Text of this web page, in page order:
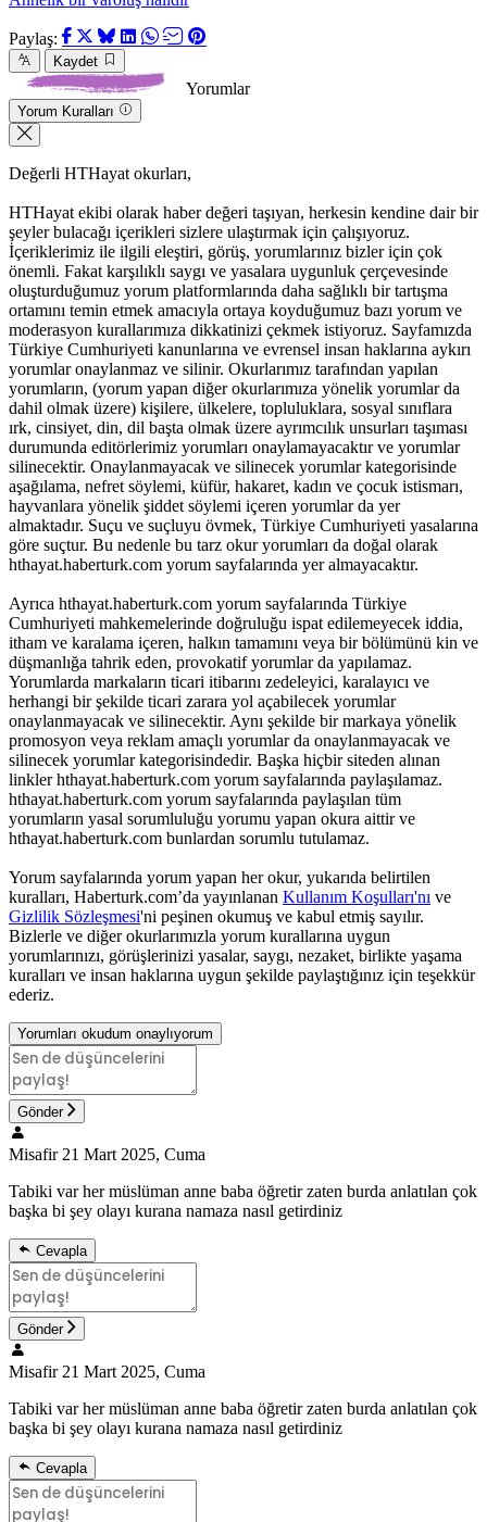
Paylaş:
Kaydet
Yorumlar
Yorum Kuralları
Değerli HTHayat okurları,
HTHayat ekibi olarak haber değeri taşıyan, herkesin kendine dair bir
şeyler bulacağı içerikleri sizlere ulaştırmak için çalışıyoruz.
İçeriklerimiz ile ilgili eleştiri, görüş, yorumlarınız bizler için çok
önemli. Fakat karşılıklı saygı ve yasalara uygunluk çerçevesinde
oluşturduğumuz yorum platformlarında daha sağlıklı bir tartışma
ortamını temin etmek amacıyla ortaya koyduğumuz bazı yorum ve
moderasyon kurallarımıza dikkatinizi çekmek istiyoruz. Sayfamızda
Türkiye Cumhuriyeti kanunlarına ve evrensel insan haklarına aykırı
yorumlar onaylanmaz ve silinir. Okurlarımız tarafından yapılan
yorumların, (yorum yapan diğer okurlarımıza yönelik yorumlar da
dahil olmak üzere) kişilere, ülkelere, topluluklara, sosyal sınıflara
ırk, cinsiyet, din, dil başta olmak üzere ayrımcılık unsurları taşıması
durumunda editörlerimiz yorumları onaylamayacaktır ve yorumlar
silinecektir. Onaylanmayacak ve silinecek yorumlar kategorisinde
aşağılama, nefret söylemi, küfür, hakaret, kadın ve çocuk istismarı,
hayvanlara yönelik şiddet söylemi içeren yorumlar da yer
almaktadır. Suçu ve suçluyu övmek, Türkiye Cumhuriyeti yasalarına
göre suçtur. Bu nedenle bu tarz okur yorumları da doğal olarak
hthayat.haberturk.com yorum sayfalarında yer almayacaktır.
Ayrıca hthayat.haberturk.com yorum sayfalarında Türkiye
Cumhuriyeti mahkemelerinde doğruluğu ispat edilemeyecek iddia,
itham ve karalama içeren, halkın tamamını veya bir bölümünü kin ve
düşmanlığa tahrik eden, provokatif yorumlar da yapılamaz.
Yorumlarda markaların ticari itibarını zedeleyici, karalayıcı ve
herhangi bir şekilde ticari zarara yol açabilecek yorumlar
onaylanmayacak ve silinecektir. Aynı şekilde bir markaya yönelik
promosyon veya reklam amaçlı yorumlar da onaylanmayacak ve
silinecek yorumlar kategorisindedir. Başka hiçbir siteden alınan
linkler hthayat.haberturk.com yorum sayfalarında paylaşılamaz.
hthayat.haberturk.com yorum sayfalarında paylaşılan tüm
yorumların yasal sorumluluğu yorumu yapan okura aittir ve
hthayat.haberturk.com bunlardan sorumlu tutulamaz.
Yorum sayfalarında yorum yapan her okur, yukarıda belirtilen
kuralları, Haberturk.com’da yayınlanan Kullanım Koşulları'nı ve
Gizlilik Sözleşmesi'ni peşinen okumuş ve kabul etmiş sayılır.
Bizlerle ve diğer okurlarımızla yorum kurallarına uygun
yorumlarınızı, görüşlerinizi yasalar, saygı, nezaket, birlikte yaşama
kuralları ve insan haklarına uygun şekilde paylaştığınız için teşekkür
ederiz.
Yorumları okudum onaylıyorum
Gönder
Misafir 21 Mart 2025, Cuma
Tabiki var her müslüman anne baba öğretir zaten burda anlatılan çok
başka bi şey olayı kurana namaza nasıl getirdiniz
Cevapla
Gönder
Misafir 21 Mart 2025, Cuma
Tabiki var her müslüman anne baba öğretir zaten burda anlatılan çok
başka bi şey olayı kurana namaza nasıl getirdiniz
Cevapla